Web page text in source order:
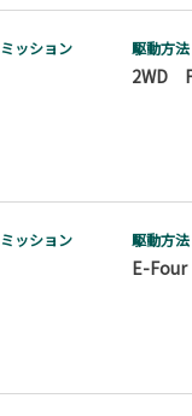
ミッション 駆動方法
2WD
ミッション 駆動方法
E-Four